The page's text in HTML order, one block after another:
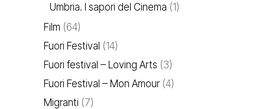
Umbria. I sapori del Cinema (1)
Film (64)
Fuori Festival (14)
Fuori festival – Loving Arts (3)
Fuori Festival – Mon Amour(4)
Migranti (7)